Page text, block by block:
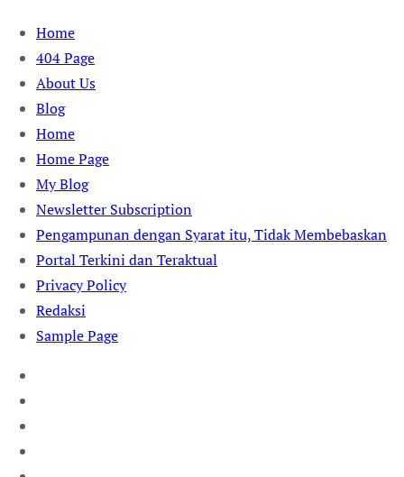
Skip
content
Home
404 Page
About Us
Blog
Home
Home Page
My Blog
Newsletter Subscription
Pengampunan dengan Syarat itu, Tidak Membebaskan
Portal Terkini dan Teraktual
Privacy Policy
Redaksi
Sample Page